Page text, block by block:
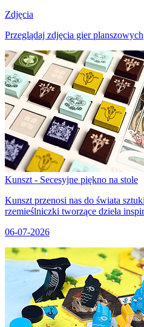
Zdjęcia
Przeglądaj zdjęcia gier planszowych
Kunszt - Secesyjne piękno na stole
Kunszt przenosi nas do świata
rzemieślniczki tworzące dzieła
06-07-2026